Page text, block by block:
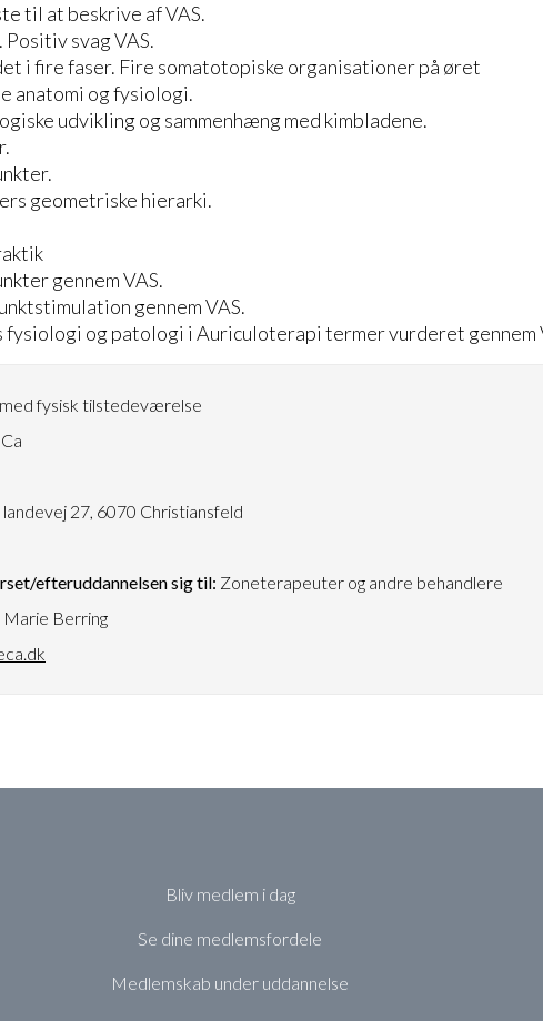
til at beskrive af VAS.
svag VAS.
i fire faser. Fire somatotopiske organisationer på øret
anatomi og fysiologi.
udvikling og sammenhæng med kimbladene.
geometriske hierarki.
gennem VAS.
gennem VAS.
fysiologi og patologi i Auriculoterapi termer vurderet gennem
fysisk tilstedeværelse
27, 6070 Christiansfeld
efteruddannelsen sig til: Zoneterapeuter og andre behandlere
Marie Berring
Bliv medlem i dag
Se dine medlemsfordele
Medlemskab under uddannelse